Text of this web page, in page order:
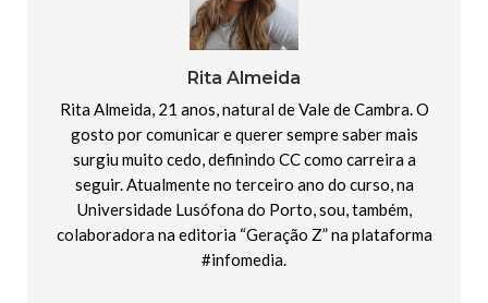
Rita Almeida
Rita Almeida, 21 anos, natural de Vale de Cambra. O
gosto por comunicar e querer sempre saber mais
surgiu muito cedo, definindo CC como carreira a
seguir. Atualmente no terceiro ano do curso, na
Universidade Lusófona do Porto, sou, também,
colaboradora na editoria “Geração Z” na plataforma
#infomedia.